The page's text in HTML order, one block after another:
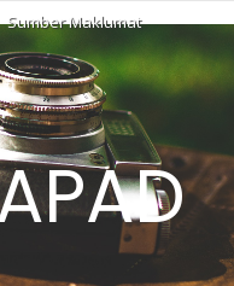
Sumber Maklumat